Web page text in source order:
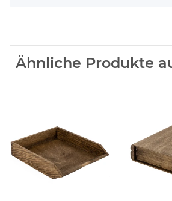
Ähnliche Produkte